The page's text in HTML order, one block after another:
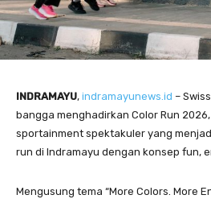
INDRAMAYU, indramayunews.id –
bangga menghadirkan Color Run
sportainment spektakuler yang
run di Indramayu dengan konsep fun,
Mengusung tema “More Colors. More